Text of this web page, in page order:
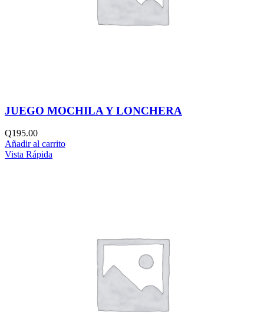
JUEGO MOCHILA Y LONCHERA
Q195.00
Añadir al carrito
Vista Rápida